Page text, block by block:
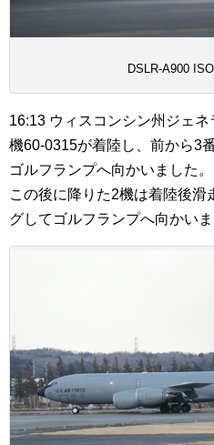
DSLR-A900
16:13 ウィスコンシン州ジェ
機60-0315が着陸し、前から3
ゴルフランプへ向かいました。
この後に降りた2機は着陸後滑
グしてゴルフランプへ向かいま